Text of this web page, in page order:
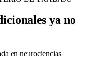
ya no
en neurociencias